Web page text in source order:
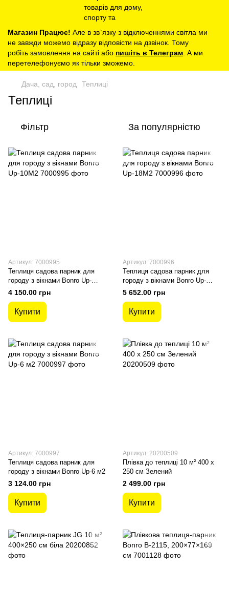
Магазин Працює! Але в зв`язку з відключеннями світла ми
не завжди можемо відразу відповісти на дзвінок. Тому
робіть замовлення на сайті або пишіть в Телеграм . А ми
перетелефонуємо як тільки зможемо.
Дача, сад, город Теплиці
Теплиці
Фільтр За популярністю
Артикул: 7000995
Теплиця садова парник для
городу з вікнами Bonro Up-
10М2
4 150.00 грн
Купити
Артикул: 7000996
Теплиця садова парник для
городу з вікнами Bonro Up-
18М2
5 652.00 грн
Купити
Артикул: 7000997
Теплиця садова парник для
городу з вікнами Bonro Up-6 м2
3 124.00 грн
Купити
Артикул: 20200509
Плівка до теплиці 10 м² 400 х
250 см Зелений
2 499.00 грн
Купити